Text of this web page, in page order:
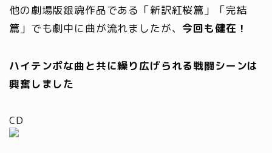
他の劇場版銀魂作品である「新訳紅桜篇」「完結
篇」でも劇中に曲が流れましたが、今回も健在！
ハイテンポな曲と共に繰り広げられる戦闘シーンは
興奮しました
CD